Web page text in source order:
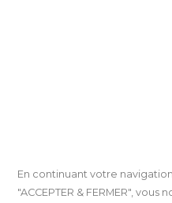
En continuant votre
"ACCEPTER & FERMER",